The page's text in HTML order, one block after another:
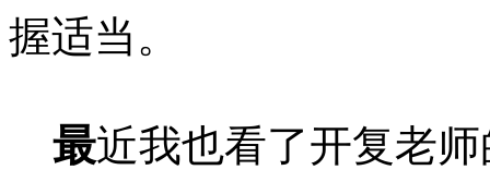
握适当。
最近我也看了开复老